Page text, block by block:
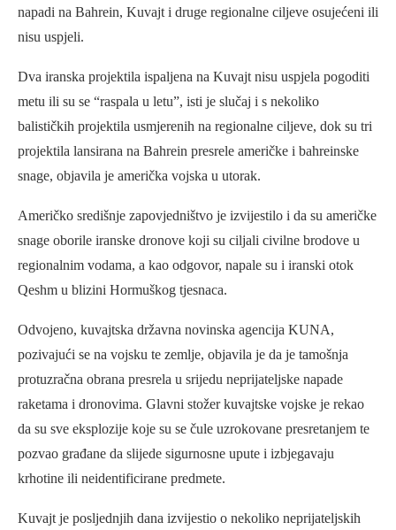
napadi na Bahrein, Kuvajt i druge regionalne ciljeve osujećeni ili
nisu uspjeli.
Dva iranska projektila ispaljena na Kuvajt nisu uspjela pogoditi
metu ili su se “raspala u letu”, isti je slučaj i s nekoliko
balističkih projektila usmjerenih na regionalne ciljeve, dok su tri
projektila lansirana na Bahrein presrele američke i bahreinske
snage, objavila je američka vojska u utorak.
Američko središnje zapovjedništvo je izvijestilo i da su američke
snage oborile iranske dronove koji su ciljali civilne brodove u
regionalnim vodama, a kao odgovor, napale su i iranski otok
Qeshm u blizini Hormuškog tjesnaca.
Odvojeno, kuvajtska državna novinska agencija KUNA,
pozivajući se na vojsku te zemlje, objavila je da je tamošnja
protuzračna obrana presrela u srijedu neprijateljske napade
raketama i dronovima. Glavni stožer kuvajtske vojske je rekao
da su sve eksplozije koje su se čule uzrokovane presretanjem te
pozvao građane da slijede sigurnosne upute i izbjegavaju
krhotine ili neidentificirane predmete.
Kuvajt je posljednjih dana izvijestio o nekoliko neprijateljskih